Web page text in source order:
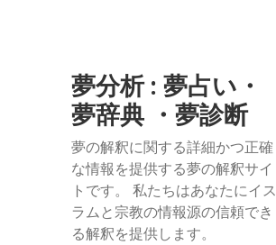
夢分析 : 夢占い・
夢辞典 ・夢診断
夢の解釈に関する詳細かつ正確
な情報を提供する夢の解釈サイ
トです。 私たちはあなたにイス
ラムと宗教の情報源の信頼でき
る解釈を提供します。